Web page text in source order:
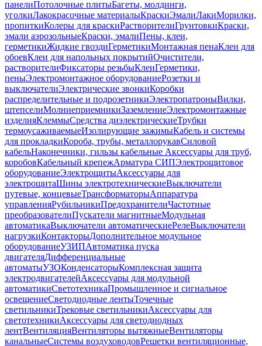
панелиПотолочные плитыБагеты, молдинги,
уголкиЛакокрасочные материалыКраскиЭмалиЛакиМорилки,
пропиткиКолеры для краскиРастворителиГрунтовкиКраски,
эмали аэрозольныеКраски, эмалиПены, клеи,
герметикиЖидкие гвоздиГерметикиМонтажная пенаКлеи для
обоевКлеи для напольных покрытийОчистители,
растворителиФиксаторы резьбыКлеиГерметики,
пеныЭлектромонтажное оборудованиеРозетки и
выключателиЭлектрические звонкиКоробки
распределительные и подрозетникиЭлектропатроныВилки,
штепселиМолниеприемникиЗаземлениеЭлектромонтажные
изделияКлеммыСредства диэлектрическиеТрубки
термоусаживаемыеИзолирующие зажимыКабель и системы
для прокладкиКороба, трубы, металлорукавСиловой
кабельНаконечники, гильзы кабельные Аксессуары для труб,
коробовКабельный крепежАрматура СИПЭлектрощитовое
оборудованиеЭлектрощитыАксессуары для
электрощитаШины электротехническиеВыключатели
путевые, концевыеТрансформаторыАппаратура
управленияРубильникиПредохранителиЧастотные
преобразователиПускатели магнитныеМодульная
автоматикаВыключатели автоматическиеРелеВыключатели
нагрузкиКонтакторыДополнительное модульное
оборудованиеУЗИПАвтоматика пуска
двигателяДифференциальные
автоматыУЗОКонденсаторыКомплексная защита
электродвигателейАксессуары для модульной
автоматикиСветотехникаПромышленное и сигнальное
освещениеСветодиодные лентыТочечные
светильникиТрековые светильникиАксессуары для
светотехникиАксессуары для светодиодных
лентВентиляцияВентиляторы вытяжныеВентиляторы
канальныеСистемы воздуховодовРешетки вентиляционные,